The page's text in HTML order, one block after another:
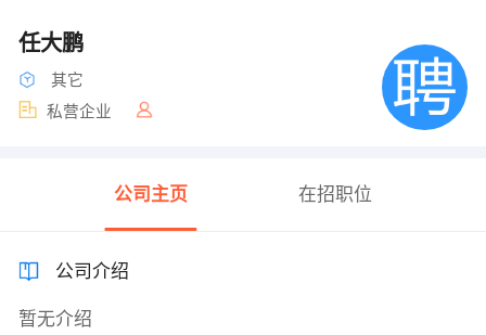
任大鹏
其它
私营企业
公司主页 在招职位
公司介绍
暂无介绍